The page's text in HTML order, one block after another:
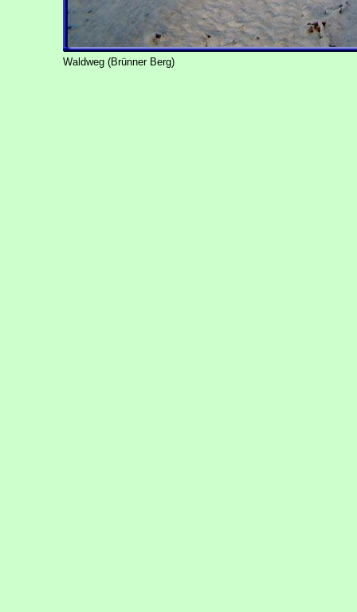
Waldweg (Brünner Berg)